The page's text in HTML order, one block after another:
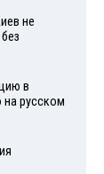
не
в
на русском